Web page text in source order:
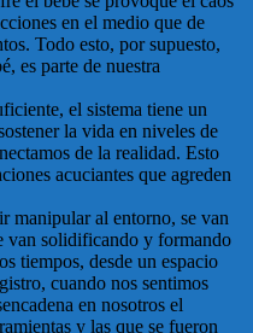
en el medio que de
Todo esto, por supuesto,
es parte de nuestra
el sistema tiene un
la vida en niveles de
de la realidad. Esto
acuciantes que agreden
manipular al entorno, se van
van solidificando y formando
tiempos, desde un espacio
cuando nos sentimos
en nosotros el
y las que se fueron